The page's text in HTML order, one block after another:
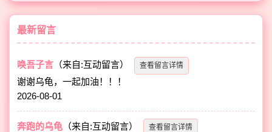
最新留言
唤吾子言 （来自:互动留言） 查看留言详情
谢谢乌龟，一起加油！！！
2026-08-01
奔跑的乌龟 （来自:互动留言） 查看留言详情